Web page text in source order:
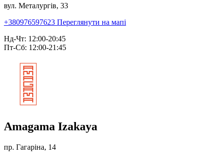
вул. Металургів, 33
+380976597623 Переглянути на мапі
Нд-Чт: 12:00-20:45
Пт-Сб: 12:00-21:45
Amagama Izakaya
пр. Гагаріна, 14